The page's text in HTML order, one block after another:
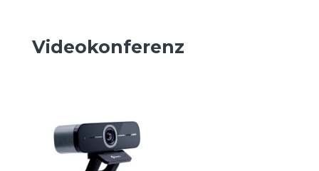
Videokonferenz